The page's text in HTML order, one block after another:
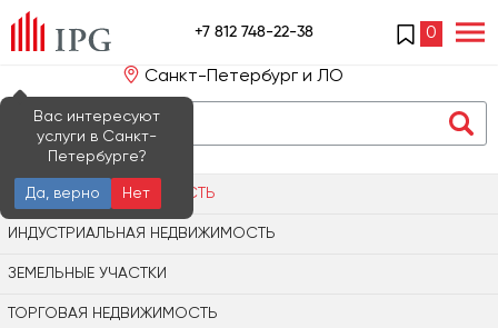
+7 812 748-22-38 0
Санкт-Петербург и ЛО
Вас интересуют
услуги в Санкт-
Петербурге?
Да, верно Нет
ОФИСНАЯ НЕДВИЖИМОСТЬ
ИНДУСТРИАЛЬНАЯ НЕДВИЖИМОСТЬ
ЗЕМЕЛЬНЫЕ УЧАСТКИ
ТОРГОВАЯ НЕДВИЖИМОСТЬ